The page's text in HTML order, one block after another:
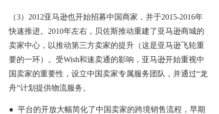
（3）2012亚马逊也开始招募中国商家，并于2015-2016年
快速推进。2010年左右，贝佐斯推动重建了亚马逊商城的
卖家中心，以推动第三方卖家的提升（这是亚马逊飞轮重
要的一环）。受Wish和速卖通的影响，亚马逊开始重视中
国卖家的重要性，设立中国卖家专属服务团队，并通过“龙
舟”计划提供物流服务。
● 平台的开放大幅简化了中国卖家的跨境销售流程，早期